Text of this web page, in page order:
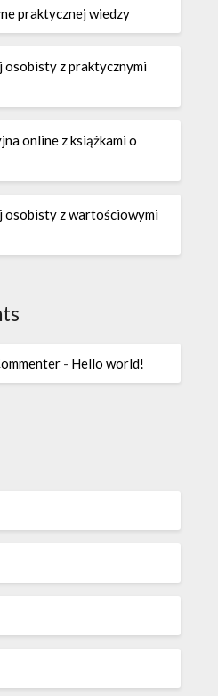
praktycznej wiedzy
z praktycznymi
online z książkami o
z wartościowymi
- Hello world!